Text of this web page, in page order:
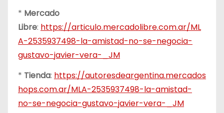
* Mercado
Libre: https://articulo.mercadolibre.com.ar/ML
A-2535937498-la-amistad-no-se-negocia-
gustavo-javier-vera-_JM
* Tienda: https://autoresdeargentina.mercados
hops.com.ar/MLA-2535937498-la-amistad-
no-se-negocia-gustavo-javier-vera-_JM